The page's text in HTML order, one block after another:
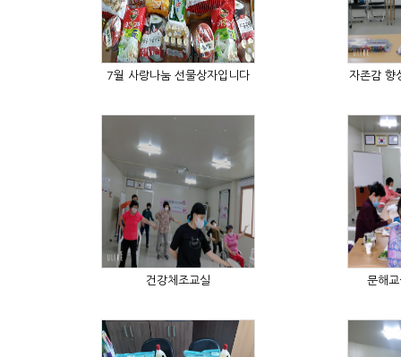
7월 사랑나눔 선물상자입니다
건강체조교실 문해